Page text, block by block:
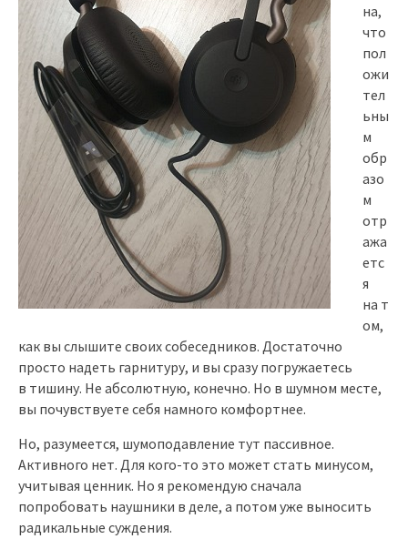
на,
что
пол
ожи
тел
ьны
м
обр
азо
м
отр
ажа
етс
я
на т
ом,
как вы слышите своих собеседников. Достаточно
просто надеть гарнитуру, и вы сразу погружаетесь
в тишину. Не абсолютную, конечно. Но в шумном месте,
вы почувствуете себя намного комфортнее.
Но, разумеется, шумоподавление тут пассивное.
Активного нет. Для кого-то это может стать минусом,
учитывая ценник. Но я рекомендую сначала
попробовать наушники в деле, а потом уже выносить
радикальные суждения.